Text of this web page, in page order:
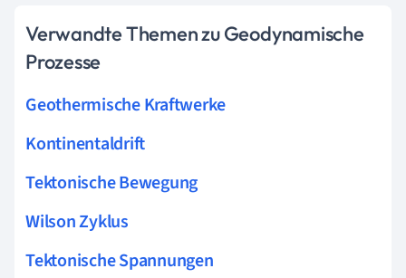
Verwandte Themen zu Geodynamische
Prozesse
Geothermische Kraftwerke
Kontinentaldrift
Tektonische Bewegung
Wilson Zyklus
Tektonische Spannungen